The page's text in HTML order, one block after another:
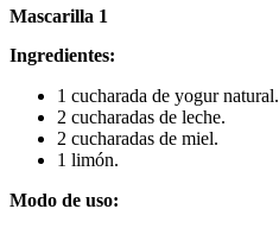
Mascarilla 1
Ingredientes:
1 cucharada de yogur natural.
2 cucharadas de leche.
2 cucharadas de miel.
1 limón.
Modo de uso: